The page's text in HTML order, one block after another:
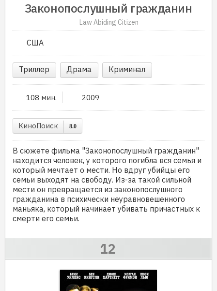
Законопослушный гражданин
Law Abiding Citizen
США
Триллер Драма Криминал
108 мин. 2009
КиноПоиск 8.0
В сюжете фильма "Законопослушный гражданин"
находится человек, у которого погибла вся семья и
который мечтает о мести. Но вдруг убийцы его
семьи выходят на свободу. Из-за такой сильной
мести он превращается из законопослушного
гражданина в психически неуравновешенного
маньяка, который начинает убивать причастных к
смерти его семьи.